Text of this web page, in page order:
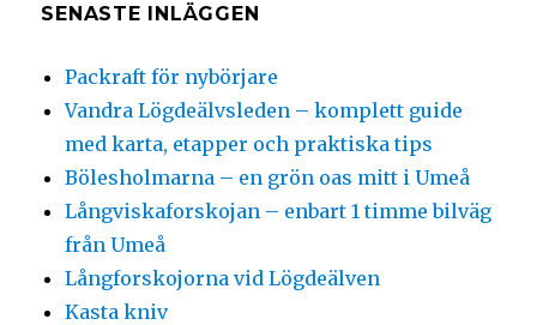
SENASTE INLÄGGEN
Packraft för nybörjare
Vandra Lögdeälvsleden – komplett guide
med karta, etapper och praktiska tips
Bölesholmarna – en grön oas mitt i Umeå
Långviskaforskojan – enbart 1 timme bilväg
från Umeå
Långforskojorna vid Lögdeälven
Kasta kniv